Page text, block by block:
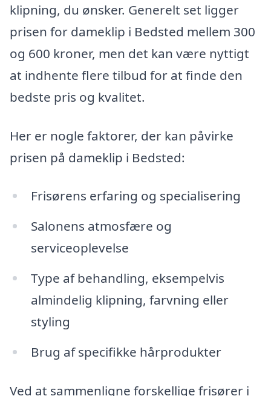
klipning, du ønsker. Generelt set ligger
prisen for dameklip i Bedsted mellem 300
og 600 kroner, men det kan være nyttigt
at indhente flere tilbud for at finde den
bedste pris og kvalitet.
Her er nogle faktorer, der kan påvirke
prisen på dameklip i Bedsted:
Frisørens erfaring og specialisering
Salonens atmosfære og
serviceoplevelse
Type af behandling, eksempelvis
almindelig klipning, farvning eller
styling
Brug af specifikke hårprodukter
Ved at sammenligne forskellige frisører i